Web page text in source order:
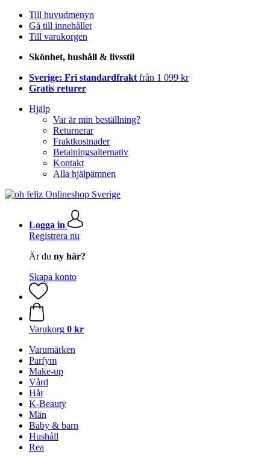
Till huvudmenyn
Gå till innehållet
Till varukorgen
Skönhet, hushåll & livsstil
Sverige: Fri standardfrakt från 1 099 kr
Gratis returer
Hjälp
Var är min beställning?
Returnerar
Fraktkostnader
Betalningsalternativ
Kontakt
Alla hjälpämnen
Logga in
Registrera nu
Är du ny här?
Skapa konto
Varukorg 0 kr
Varumärken
Parfym
Make-up
Vård
Hår
K-Beauty
Män
Baby & barn
Hushåll
Rea